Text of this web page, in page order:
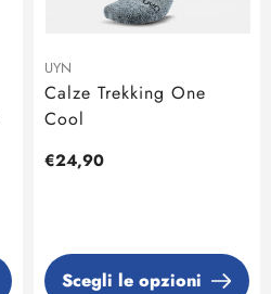
UYN
Calze Trekking One
Cool
Prezzo
€24,90
Scegli le opzioni